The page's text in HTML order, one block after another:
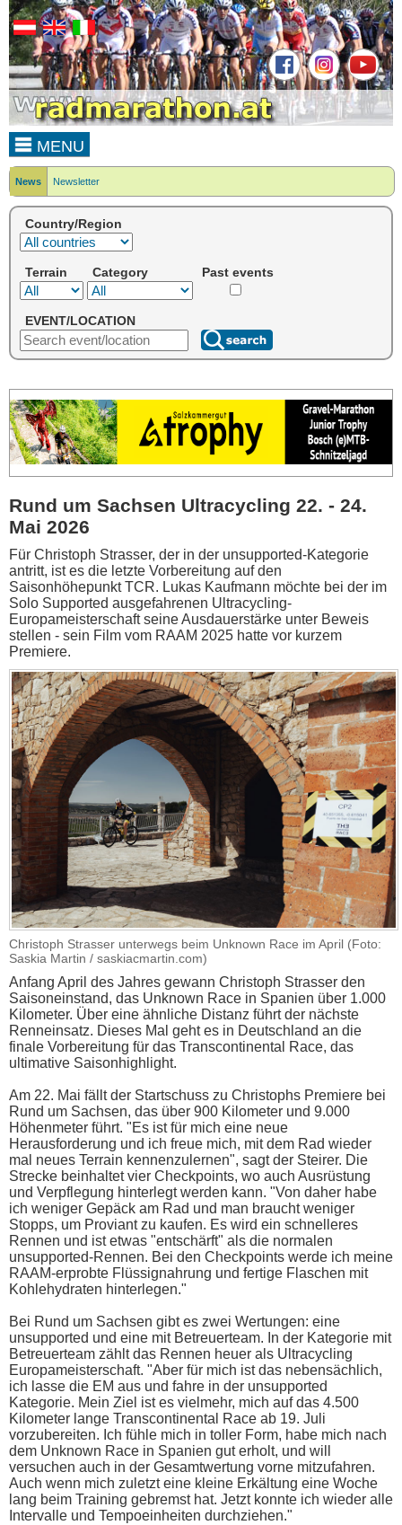
MENU
News Newsletter
Country/Region
Terrain Category Past events
EVENT/LOCATION
Rund um Sachsen Ultracycling 22. - 24.
Mai 2026
Für Christoph Strasser, der in der unsupported-Kategorie
antritt, ist es die letzte Vorbereitung auf den
Saisonhöhepunkt TCR. Lukas Kaufmann möchte bei der im
Solo Supported ausgefahrenen Ultracycling-
Europameisterschaft seine Ausdauerstärke unter Beweis
stellen - sein Film vom RAAM 2025 hatte vor kurzem
Premiere.
Christoph Strasser unterwegs beim Unknown Race im April (Foto:
Saskia Martin / saskiacmartin.com)
Anfang April des Jahres gewann Christoph Strasser den
Saisoneinstand, das Unknown Race in Spanien über 1.000
Kilometer. Über eine ähnliche Distanz führt der nächste
Renneinsatz. Dieses Mal geht es in Deutschland an die
finale Vorbereitung für das Transcontinental Race, das
ultimative Saisonhighlight.
Am 22. Mai fällt der Startschuss zu Christophs Premiere bei
Rund um Sachsen, das über 900 Kilometer und 9.000
Höhenmeter führt. "Es ist für mich eine neue
Herausforderung und ich freue mich, mit dem Rad wieder
mal neues Terrain kennenzulernen", sagt der Steirer. Die
Strecke beinhaltet vier Checkpoints, wo auch Ausrüstung
und Verpflegung hinterlegt werden kann. "Von daher habe
ich weniger Gepäck am Rad und man braucht weniger
Stopps, um Proviant zu kaufen. Es wird ein schnelleres
Rennen und ist etwas "entschärft" als die normalen
unsupported-Rennen. Bei den Checkpoints werde ich meine
RAAM-erprobte Flüssignahrung und fertige Flaschen mit
Kohlehydraten hinterlegen."
Bei Rund um Sachsen gibt es zwei Wertungen: eine
unsupported und eine mit Betreuerteam. In der Kategorie mit
Betreuerteam zählt das Rennen heuer als Ultracycling
Europameisterschaft. "Aber für mich ist das nebensächlich,
ich lasse die EM aus und fahre in der unsupported
Kategorie. Mein Ziel ist es vielmehr, mich auf das 4.500
Kilometer lange Transcontinental Race ab 19. Juli
vorzubereiten. Ich fühle mich in toller Form, habe mich nach
dem Unknown Race in Spanien gut erholt, und will
versuchen auch in der Gesamtwertung vorne mitzufahren.
Auch wenn mich zuletzt eine kleine Erkältung eine Woche
lang beim Training gebremst hat. Jetzt konnte ich wieder alle
Intervalle und Tempoeinheiten durchziehen."